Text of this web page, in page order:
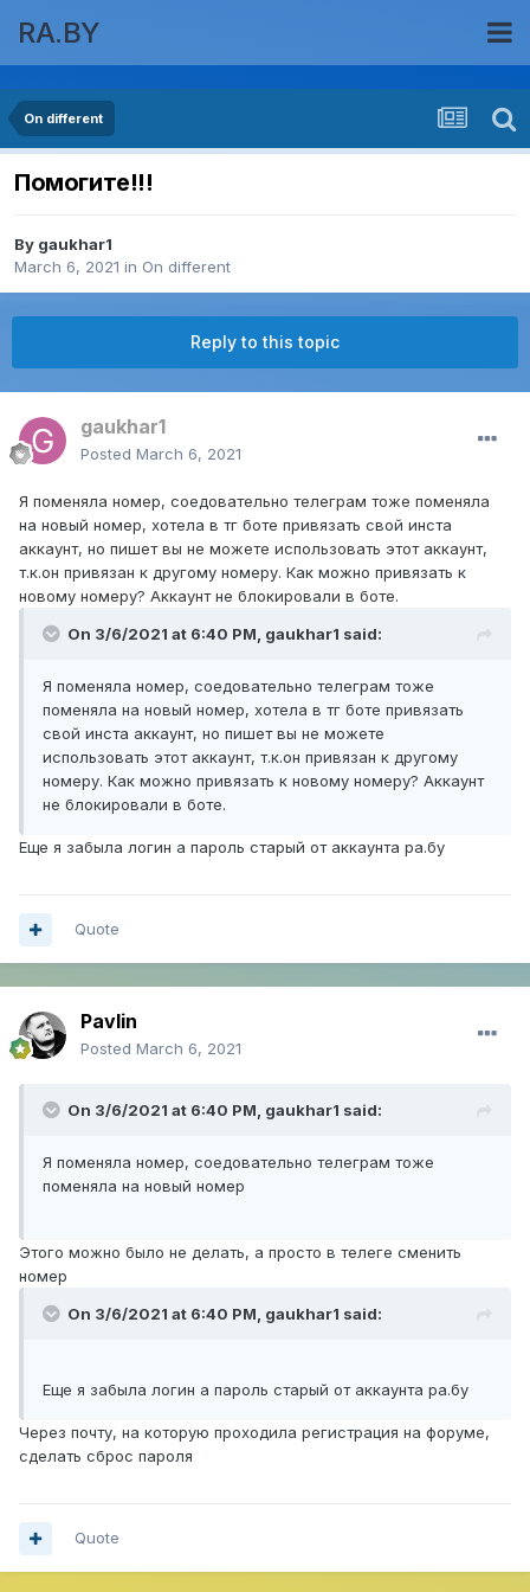
RA.BY
On different
Помогите!!!
By gaukhar1
March 6, 2021 in On different
Reply to this topic
gaukhar1
Posted March 6, 2021
Я поменяла номер, соедовательно телеграм тоже поменяла
на новый номер, хотела в тг боте привязать свой инста
аккаунт, но пишет вы не можете использовать этот аккаунт,
т.к.он привязан к другому номеру. Как можно привязать к
новому номеру? Аккаунт не блокировали в боте.
On 3/6/2021 at 6:40 PM, gaukhar1 said:
Я поменяла номер, соедовательно телеграм тоже
поменяла на новый номер, хотела в тг боте привязать
свой инста аккаунт, но пишет вы не можете
использовать этот аккаунт, т.к.он привязан к другому
номеру. Как можно привязать к новому номеру? Аккаунт
не блокировали в боте.
Еще я забыла логин а пароль старый от аккаунта ра.бу
Quote
Pavlin
Posted March 6, 2021
On 3/6/2021 at 6:40 PM, gaukhar1 said:
Я поменяла номер, соедовательно телеграм тоже
поменяла на новый номер
Этого можно было не делать, а просто в телеге сменить
номер
On 3/6/2021 at 6:40 PM, gaukhar1 said:
Еще я забыла логин а пароль старый от аккаунта ра.бу
Через почту, на которую проходила регистрация на форуме,
сделать сброс пароля
Quote